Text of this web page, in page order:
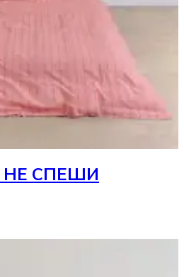
НЕ СПЕШИ